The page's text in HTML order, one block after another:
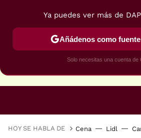
HOY SE HABLA DE Cena Lidl
Ya puedes ver más de
Añádenos como
Solo necesitas una cuenta de